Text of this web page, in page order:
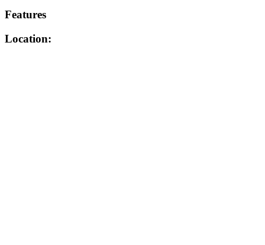
Features
Location: